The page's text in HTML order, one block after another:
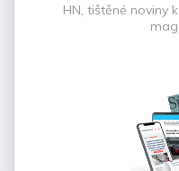
HN, tištěné noviny